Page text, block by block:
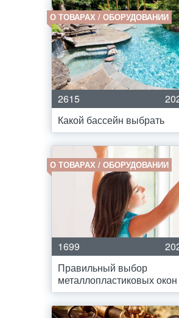
О ТОВАРАХ / ОБОРУДОВАНИИ
2615
Какой бассейн выбрать
О ТОВАРАХ / ОБОРУДОВАНИИ
1699
Правильный выбор
металлопластиковых окон